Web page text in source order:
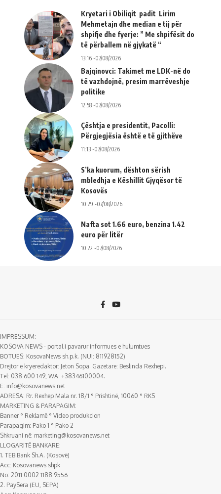
Kryetari i Obiliqit padit Lirim
Mehmetajn dhe median e tij për
shpifje dhe fyerje: ” Me shpifësit do
të përballem në gjykatë “
13:16 -07/08/2026
Bajqinovci: Takimet me LDK-në do
të vazhdojnë, presim marrëveshje
politike
12:58 -07/08/2026
Çështja e presidentit, Pacolli:
Përgjegjësia është e të gjithëve
11:13 -07/08/2026
S’ka kuorum, dështon sërish
mbledhja e Këshillit Gjyqësor të
Kosovës
10:29 -07/08/2026
Nafta sot 1.66 euro, benzina 1.42
euro për litër
10:22 -07/08/2026
IMPRESSUM:
KOSOVA NEWS - portal i pavarur informues e hulumtues
BOTUES: KosovaNews sh.p.k. (NUI: 811928152)
Drejtor e kryeredaktor: Jeton Sopa. Gazetare: Beslinda Rexhepi.
Tel: 038 600 149, WA: +38346100004.
E: info@kosovanews.net
ADRESA: Rr. Rexhep Mala nr. 18/1 ° Prishtinë, 10060 ° RKS
MARKETING & PARAPAGIM:
Banner ° Reklamë ° Video produkcion
Parapagim: Pako 1 ° Pako 2
Shkruani në: marketing@kosovanews.net
LLOGARITË BANKARE:
1. TEB Bank Sh.A. (Kosovë)
Acc: Kosovanews shpk
No: 2011 0002 1188 9556
2. PaySera (EU, SEPA)